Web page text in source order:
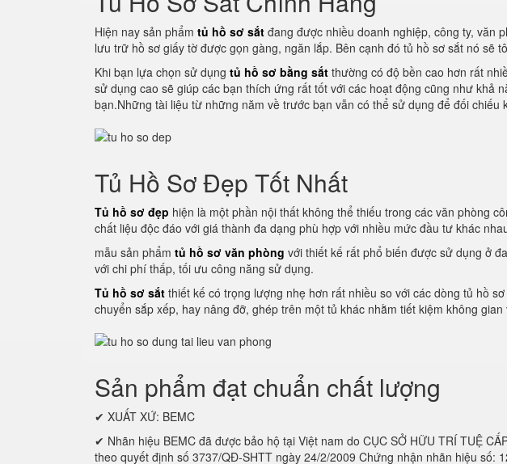
Hiện nay sản phẩm tủ hồ sơ sắt đang được nhiều doanh nghiệp, công ty, văn
lưu trữ hồ sơ giấy tờ được gọn gàng, ngăn lắp. Bên cạnh đó tủ hồ sơ sắt nó sẽ
Khi bạn lựa chọn sử dụng tủ hồ sơ bằng sắt thường có độ bền cao hơn rất
sử dụng cao sẽ giúp các bạn thích ứng rất tốt với các hoạt động cũng như khả
bạn.Những tài liệu từ những năm về trước bạn vẫn có thể sử dụng để đối chiếu
Tủ Hồ Sơ Đẹp Tốt Nhất
Tủ hồ sơ đẹp hiện là một phần nội thất không thể thiếu trong các văn phòng
chất liệu độc đáo với giá thành đa dạng phù hợp với nhiều mức đầu tư khác
mẫu sản phẩm tủ hồ sơ văn phòng với thiết kế rất phổ biến được sử dụng ở
với chi phí thấp, tối ưu công năng sử dụng.
Tủ hồ sơ sắt thiết kế có trọng lượng nhẹ hơn rất nhiều so với các dòng tủ hồ
chuyển sắp xếp, hay nâng đỡ, ghép trên một tủ khác nhằm tiết kiệm không
Sản phẩm đạt chuẩn chất lượng
✔ XUẤT XỨ: BEMC
✔ Nhãn hiệu BEMC đã được bảo hộ tại Việt nam do CỤC SỞ HỮU TRÍ TUỆ
theo quyết định số 3737/QĐ-SHTT ngày 24/2/2009 Chứng nhận nhãn hiệu số: